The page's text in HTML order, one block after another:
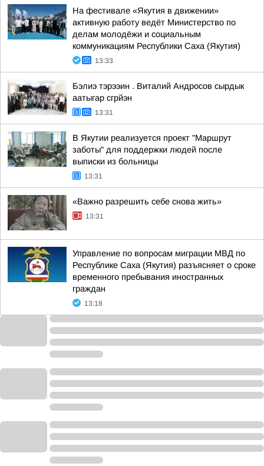
На фестивале «Якутия в движении»
активную работу ведёт Министерство по
делам молодёжи и социальным
коммуникациям Республики Саха (Якутия)
13:33
Бэлиэ тэрээин . Виталий Андросов сырдык
аатыгар сгрйэн
13:31
В Якутии реализуется проект "Маршрут
заботы" для поддержки людей после
выписки из больницы
13:31
«Важно разрешить себе снова жить»
13:31
Управление по вопросам миграции МВД по
Республике Саха (Якутия) разъясняет о сроке
временного пребывания иностранных
граждан
13:18